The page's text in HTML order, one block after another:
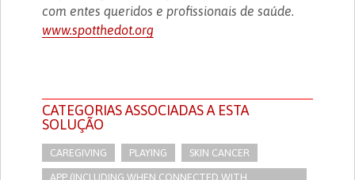
com entes queridos e profissionais de saúde.
www.spotthedot.org
CATEGORIAS ASSOCIADAS A ESTA
SOLUÇÃO
CAREGIVING PLAYING SKIN CANCER
APP (INCLUDING WHEN CONNECTED WITH